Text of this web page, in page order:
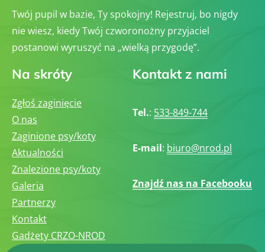
Twój pupil w bazie, Ty spokojny! Rejestruj, bo nigdy
nie wiesz, kiedy Twój czworonożny przyjaciel
postanowi wyruszyć na „wielką przygodę”.
Na skróty
Zgłoś zaginięcie
O nas
Zaginione psy/koty
Aktualności
Znalezione psy/koty
Galeria
Partnerzy
Kontakt
Gadżety CRZO-NROD
Kontakt z nami
Tel.: 533-849-744
E-mail: biuro@nrod.pl
Znajdź nas na Facebooku